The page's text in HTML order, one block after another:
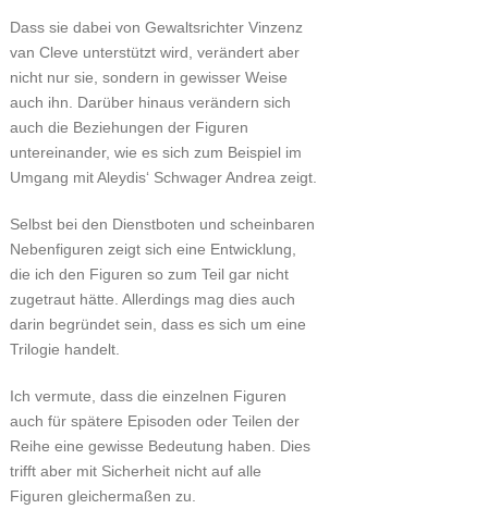
Dass sie dabei von Gewaltsrichter Vinzenz
van Cleve unterstützt wird, verändert aber
nicht nur sie, sondern in gewisser Weise
auch ihn. Darüber hinaus verändern sich
auch die Beziehungen der Figuren
untereinander, wie es sich zum Beispiel im
Umgang mit Aleydis‘ Schwager Andrea zeigt.
Selbst bei den Dienstboten und scheinbaren
Nebenfiguren zeigt sich eine Entwicklung,
die ich den Figuren so zum Teil gar nicht
zugetraut hätte. Allerdings mag dies auch
darin begründet sein, dass es sich um eine
Trilogie handelt.
Ich vermute, dass die einzelnen Figuren
auch für spätere Episoden oder Teilen der
Reihe eine gewisse Bedeutung haben. Dies
trifft aber mit Sicherheit nicht auf alle
Figuren gleichermaßen zu.